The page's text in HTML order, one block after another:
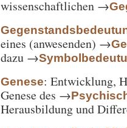
wissenschaftlichen →
eines (anwesenden) →
dazu →
Genese: Entwicklung,
Genese des →
Herausbildung und